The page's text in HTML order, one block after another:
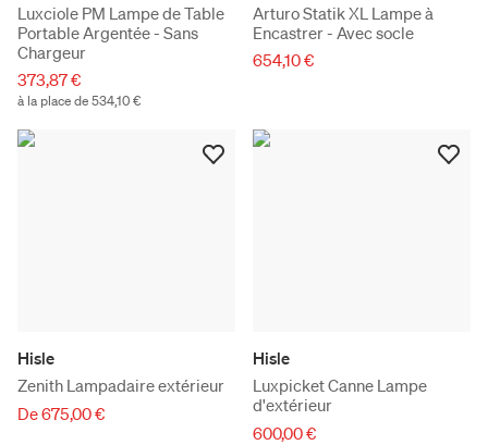
Luxciole PM Lampe de Table
Portable Argentée - Sans
Chargeur
373,87 €
à la place de 534,10 €
Arturo Statik XL Lampe à
Encastrer - Avec socle
654,10 €
Hisle
Zenith Lampadaire extérieur
De 675,00 €
Hisle
Luxpicket Canne Lampe
d'extérieur
600,00 €